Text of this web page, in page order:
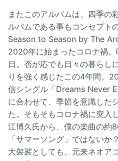
またこのアルバムは、四季の
ルバムである事もコンセプト
Season to Season by The
2020年に始まったコロナ禍
日。否が応でも日々の暮らし
りを強く感じたこの4年間。
信シングル「Dreams Never
に合わせて、季節を意識した
た。そもそもコロナ禍に突入
江博久氏から、僕の楽曲の約
「サマーソング」ではない
大袈裟としても、元来ネオア